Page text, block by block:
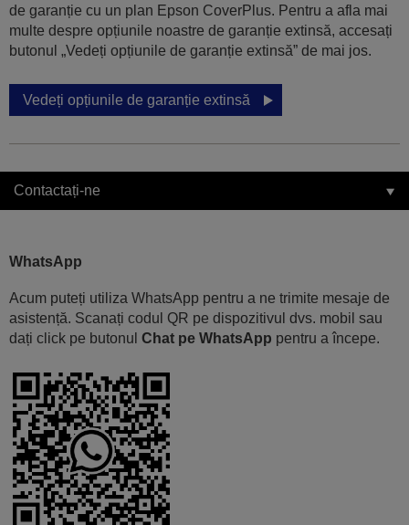
de garanție cu un plan Epson CoverPlus. Pentru a afla mai
multe despre opțiunile noastre de garanție extinsă, accesați
butonul „Vedeți opțiunile de garanție extinsă” de mai jos.
Vedeți opțiunile de garanție extinsă
Contactați-ne
WhatsApp
Acum puteți utiliza WhatsApp pentru a ne trimite mesaje de
asistență. Scanați codul QR pe dispozitivul dvs. mobil sau
dați click pe butonul Chat pe WhatsApp pentru a începe.